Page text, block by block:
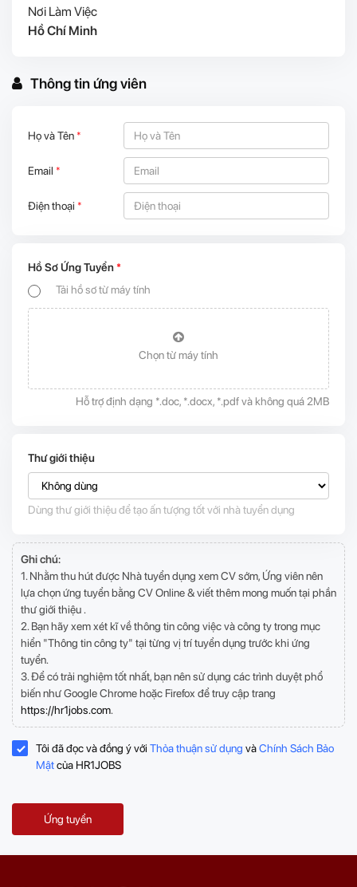
Nơi Làm Việc
Hồ Chí Minh
Thông tin ứng viên
Họ và Tên *
Email *
Điện thoại *
Hồ Sơ Ứng Tuyển *
Tải hồ sơ từ máy tính
Chọn từ máy tính
Hỗ trợ định dạng *.doc, *.docx, *.pdf và không quá 2MB
Thư giới thiệu
Dùng thư giới thiệu để tạo ấn tượng tốt với nhà tuyển dụng
Ghi chú:
1. Nhằm thu hút được Nhà tuyển dụng xem CV sớm, Ứng viên nên
lựa chọn ứng tuyển bằng CV Online & viết thêm mong muốn tại phần
thư giới thiệu .
2. Bạn hãy xem xét kĩ về thông tin công việc và công ty trong mục
hiển "Thông tin công ty" tại từng vị trí tuyển dụng trước khi ứng
tuyển.
3. Để có trải nghiệm tốt nhất, bạn nên sử dụng các trình duyệt phổ
biến như Google Chrome hoặc Firefox để truy cập trang
https://hr1jobs.com.
Tôi đã đọc và đồng ý với Thỏa thuận sử dụng vàChính Sách Bảo
Mậtcủa HR1JOBS
Ứng tuyển